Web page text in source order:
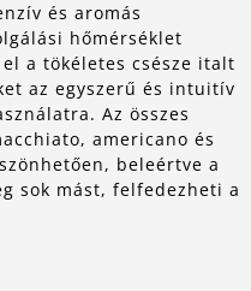
és aromás
hőmérséklet
a tökéletes csésze italt
az egyszerű és intuitív
Az összes
americano és
beleértve a
sok mást, felfedezheti a